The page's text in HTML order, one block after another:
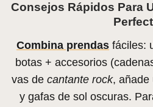
Consejos Rápidos Para
Combina prendas fáciles:
botas + accesorios
vas de cantante rock, añade
y gafas de sol oscuras.